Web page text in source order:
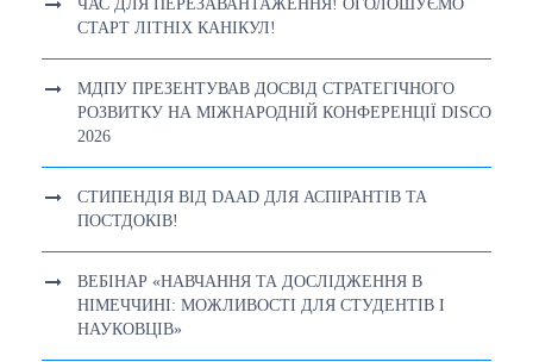
ЧАС ДЛЯ ПЕРЕЗАВАНТАЖЕННЯ! ОГОЛОШУЄМО
СТАРТ ЛІТНІХ КАНІКУЛ!
МДПУ ПРЕЗЕНТУВАВ ДОСВІД СТРАТЕГІЧНОГО
РОЗВИТКУ НА МІЖНАРОДНІЙ КОНФЕРЕНЦІЇ DISCO
2026
СТИПЕНДІЯ ВІД DAAD ДЛЯ АСПІРАНТІВ ТА
ПОСТДОКІВ!
ВЕБІНАР «НАВЧАННЯ ТА ДОСЛІДЖЕННЯ В
НІМЕЧЧИНІ: МОЖЛИВОСТІ ДЛЯ СТУДЕНТІВ І
НАУКОВЦІВ»